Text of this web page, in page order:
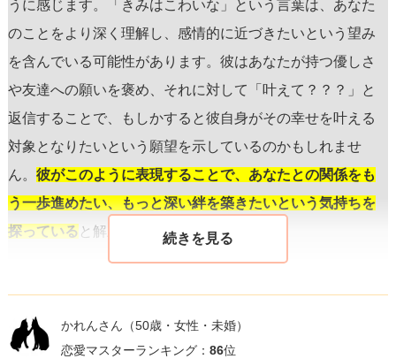
うに感じます。「きみはこわいな」という言葉は、あなた
のことをより深く理解し、感情的に近づきたいという望み
を含んでいる可能性があります。彼はあなたが持つ優しさ
や友達への願いを褒め、それに対して「叶えて？？？」と
返信することで、もしかすると彼自身がその幸せを叶える
対象となりたいという願望を示しているのかもしれませ
ん。 彼がこのように表現することで、あなたとの関係をも
う一歩進めたい、もっと深い絆を築きたいという気持ちを
探っていると解釈できます。
とが重要です。
彼の「叶えて？？？」というメッセージ
が、単なる冗談や軽いフリートのつもりなのか、それとも
かれんさん （50歳・女性・未婚）
恋愛マスターランキング： 86位